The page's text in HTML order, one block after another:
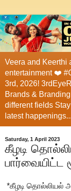
Veera and Keerthi
entertainment ❤️
3rd, 2026!
Brands &
different fields
latest happenings...
Saturday, 1 April 2023
கீழடி
பார்வையிட்ட
*கீழடி தொல்லியல்